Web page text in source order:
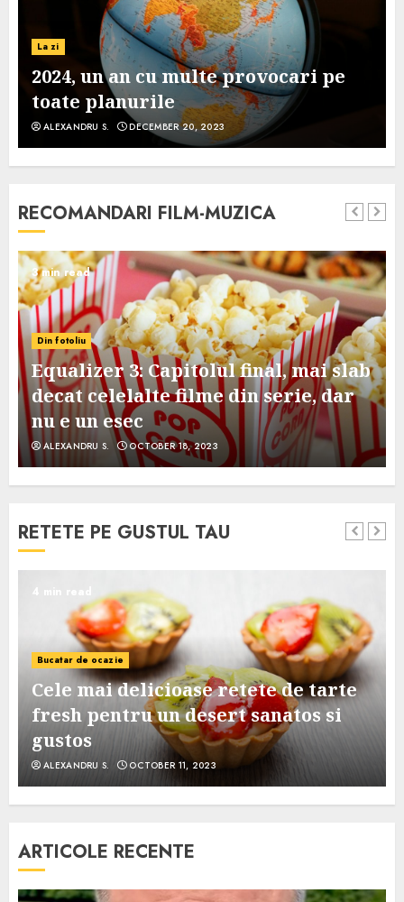
La zi
2024, un an cu multe provocari pe
toate planurile
ALEXANDRU S. DECEMBER 20, 2023
RECOMANDARI FILM-MUZICA
3 min read
Din fotoliu
Equalizer 3: Capitolul final, mai slab
decat celelalte filme din serie, dar
nu e un esec
ALEXANDRU S. OCTOBER 18, 2023
RETETE PE GUSTUL TAU
4 min read
Bucatar de ocazie
Cele mai delicioase retete de tarte
fresh pentru un desert sanatos si
gustos
ALEXANDRU S. OCTOBER 11, 2023
ARTICOLE RECENTE